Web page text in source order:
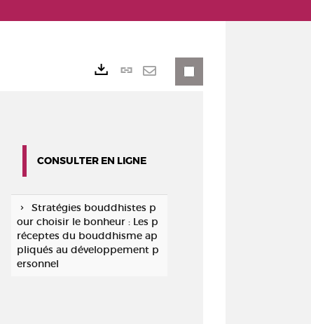
Lien
CONSULTER EN LIGNE
Stratégies bouddhistes p
our choisir le bonheur : Les p
réceptes du bouddhisme ap
pliqués au développement p
ersonnel